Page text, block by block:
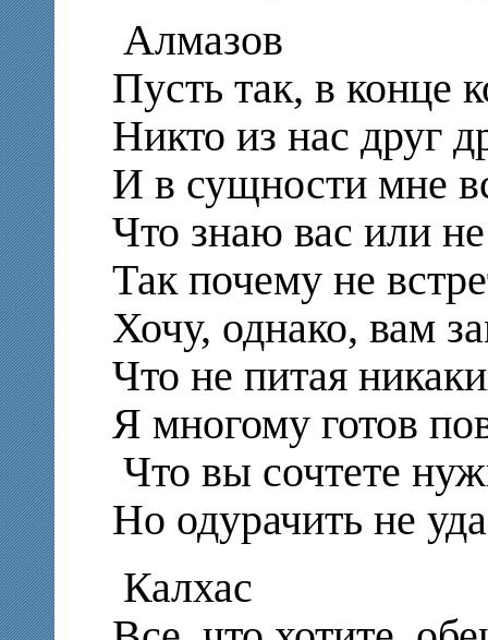
Алмазов
Пусть так, в конце
Никто из нас друг
И в сущности мне
Что знаю вас или
Так почему не
Хочу, однако, вам
Что не питая
Я многому готов
Что вы сочтете
Но одурачить не
Калхас